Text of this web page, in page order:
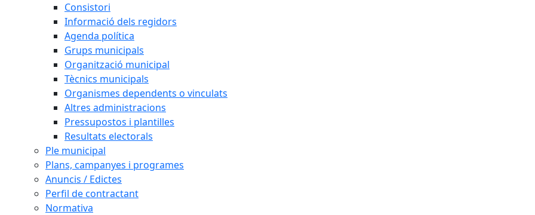
Consistori
Informació dels regidors
Agenda política
Grups municipals
Organització municipal
Tècnics municipals
Organismes dependents o vinculats
Altres administracions
Pressupostos i plantilles
Resultats electorals
Ple municipal
Plans, campanyes i programes
Anuncis / Edictes
Perfil de contractant
Normativa